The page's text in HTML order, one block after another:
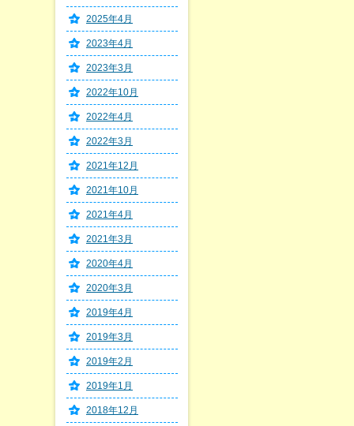
2025年4月
2023年4月
2023年3月
2022年10月
2022年4月
2022年3月
2021年12月
2021年10月
2021年4月
2021年3月
2020年4月
2020年3月
2019年4月
2019年3月
2019年2月
2019年1月
2018年12月